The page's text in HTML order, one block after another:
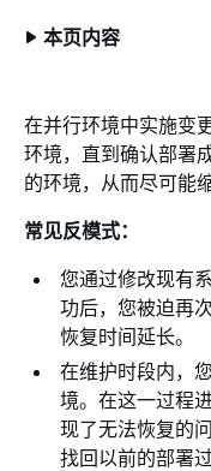
本页内容
在并行环境中实施变
环境，直到确认部署
的环境，从而尽可能
常见反模式：
您通过修改现有
功后，您被迫再
恢复时间延长。
在维护时段内，
境。在这一过程
现了无法恢复的
找回以前的部署